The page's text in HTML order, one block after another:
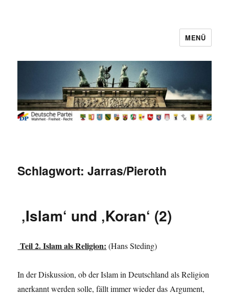
MENÜ
Schlagwort:Jarras/Pieroth
‚Islam‘ und ‚Koran‘ (2)
Teil 2. Islam als Religion: (Hans Steding)
In der Diskussion, ob der Islam in Deutschland als Religion
anerkannt werden solle, fällt immer wieder das Argument,